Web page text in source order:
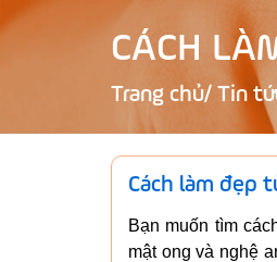
CÁCH
Trang chủ/ Tin
Cách làm đẹp
Bạn muốn tìm
mật ong và nghệ